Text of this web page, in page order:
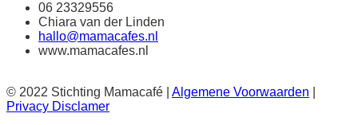
06 23329556
Chiara van der Linden
hallo@mamacafes.nl
www.mamacafes.nl
© 2022 Stichting Mamacafé | Algemene Voorwaarden
Privacy Disclamer